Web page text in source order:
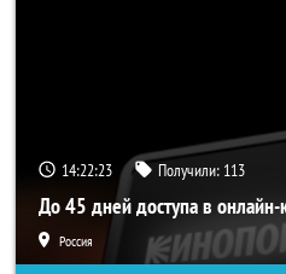
14:22:22 Получили: 113
До 45 дней доступа в онлайн-
Россия